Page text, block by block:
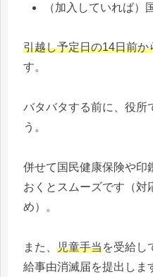
（加入していれば）
引越し予定日の14日前か
す。
バタバタする前に、役所
う。
併せて国民健康保険や印
おくとスムーズです（対
め）。
また、 児童手当を受給し
給事由消滅届を提出しま